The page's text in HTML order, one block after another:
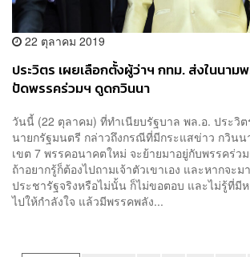
22 ตุลาคม 2019
ประวิตร เผยเลือกตั้งผู้ว่าฯ กทม. ส่งในนาม
ปัดพรรคร่วมฯ ดูดกวินนา
วันนี้ (22 ตุลาคม) ที่ทำเนียบรัฐบาล พล.อ. ประวิ
นายกรัฐมนตรี กล่าวถึงกรณีที่มีกระแสข่าว กวิน
เขต 7 พรรคอนาคตใหม่ จะย้ายมาอยู่กับพรรคร่ว
ถ้าอยากรู้ก็ต้องไปถามเจ้าตัวเขาเอง และหากจะ
ประชารัฐจริงหรือไม่นั้น ก็ไม่ขอตอบ และไม่รู้ที่มีห
ไปให้กำลังใจ แล้วมีพรรคพลัง...